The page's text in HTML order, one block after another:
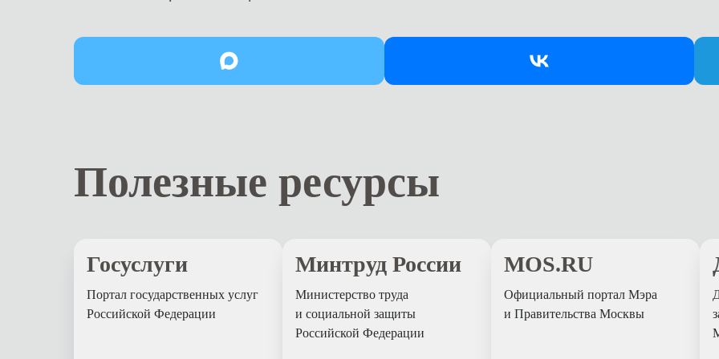
Полезные ресурсы
Госуслуги
Портал государственных услуг
Российской Федерации
Минтруд России
Министерство труда
и социальной защиты
Российской Федерации
MOS.RU
Официальный портал Мэра
и Правительства Москвы